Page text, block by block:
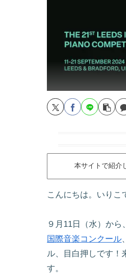
本サイトで紹介
こんにちは。いりこ
９月11日（水）から
国際音楽コンクール、
ル、目白押しです！
す。